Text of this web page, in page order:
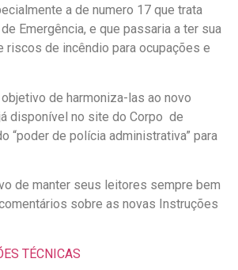
a de numero 17 que trata
Emergência, e que passaria a ter sua
riscos de incêndio para ocupações e
de harmoniza-las ao novo
disponível no site do Corpo de
“poder de polícia administrativa” para
de manter seus leitores sempre bem
sobre as novas Instruções
TÉCNICAS